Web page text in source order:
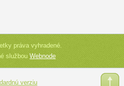
práva vyhradené.
službouWebnode
verziu